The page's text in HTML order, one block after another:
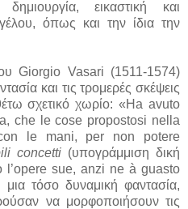
εικαστική και
όπως και την ίδια την
Giorgio Vasari (1511-1574)
και τις τρομερές σκέψεις
σχετικό χωρίο: «Ha avuto
che le cose propostosi nella
le mani, per non potere
concetti(υπογράμμιση δική
l’opere sue, anzi ne à guasto
τόσο δυναμική φαντασία,
να μορφοποιήσουν τις